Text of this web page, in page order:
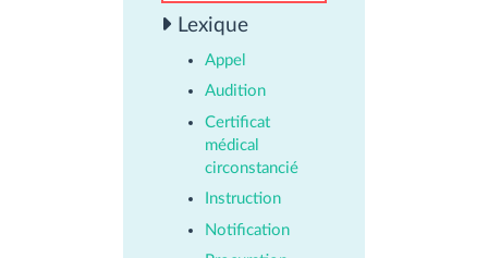
Lexique
Appel
Audition
Certificat
médical
circonstancié
Instruction
Notification